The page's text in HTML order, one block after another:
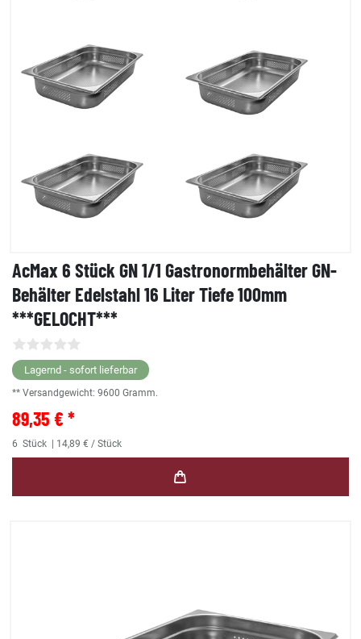
AcMax 6 Stück GN 1/1 Gastronormbehälter GN-
Behälter Edelstahl 16 Liter Tiefe 100mm
***GELOCHT***
Lagernd - sofort lieferbar
** Versandgewicht: 9600 Gramm.
89,35 € *
6 Stück | 14,89 € / Stück